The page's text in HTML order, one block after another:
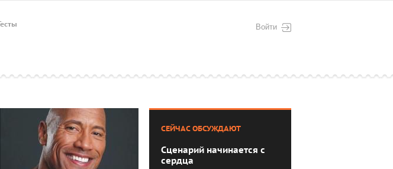
Войти
СЕЙЧАС ОБСУЖДАЮТ
Сценарий начинается с
сердца